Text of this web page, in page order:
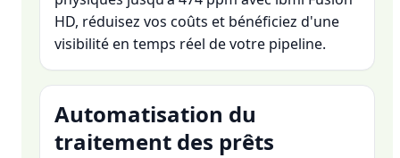
HD, réduisez vos coûts et bénéficiez d'une
visibilité en temps réel de votre pipeline.
Automatisation du
traitement des prêts